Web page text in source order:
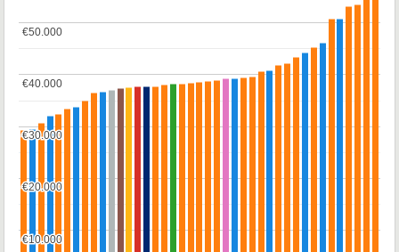
€10.000
€10.000
€20.000
€20.000
€30.000
€30.000
€40.000
€40.000
€50.000
€50.000